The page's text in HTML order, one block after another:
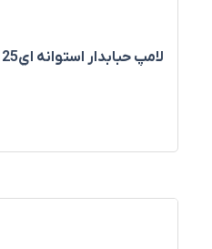
لامپ حبابدار استوانه اي125 وات E40-LED